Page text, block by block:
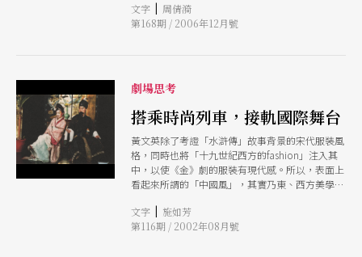
命的歷程，如今，是超越局限、擴大範圍的愛。」
文字 | 周倩漪
第168期 / 2006年12月號
劇場思考
搭乘時尚列車，接軌國際舞台
黃文英除了考證「水滸傳」故事背景的宋代服裝風
格，同時也將「十九世紀西方的fashion」注入其
中，以使《金》劇的服裝有現代感。所以，表面上
看起來所謂的「中國風」，其實乃東、西方美學元
的一種「國際語言」。
文字 | 施如芳
第116期 / 2002年08月號